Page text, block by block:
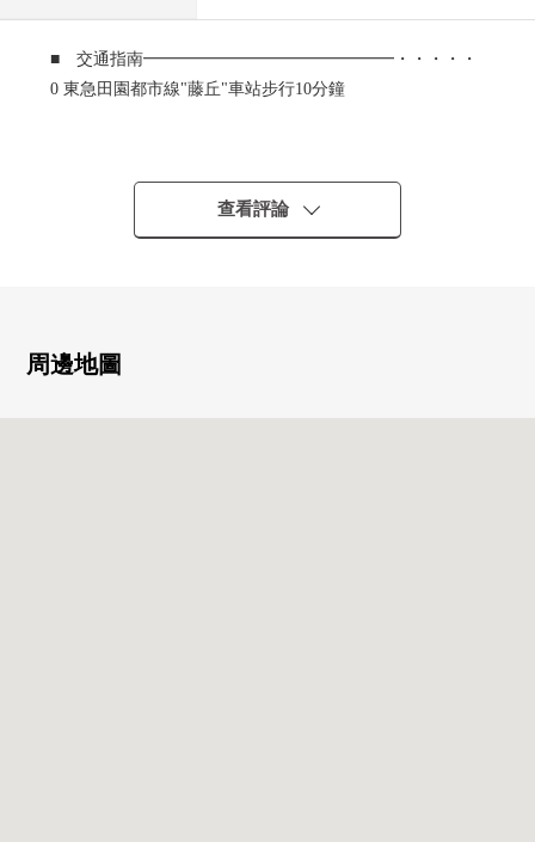
■ 交通指南━━━━━━━━━━━━━━━・・・・・
0 東急田園都市線"藤丘"車站步行10分鐘
0 4樓部分、採光房
0 因為面向東南的所以日照、通風良好
0 2004年1月築
0 寬敞的門口空白
查看評論
周邊地圖